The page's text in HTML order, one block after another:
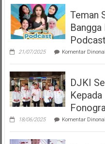
Teman
21/07/2025 Komentar
DJKI
18/06/2025 Komentar